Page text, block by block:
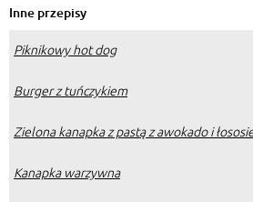
Inne przepisy
Piknikowy hot dog
Burger z tuńczykiem
Zielona kanapka z pastą z awokado i
Kanapka warzywna